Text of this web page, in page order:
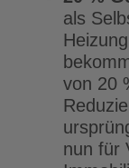
als
von 20
nun für